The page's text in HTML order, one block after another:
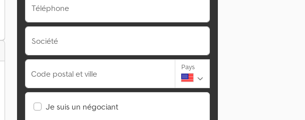
Téléphone
Société
Code postal et ville
Pays
Je suis un négociant